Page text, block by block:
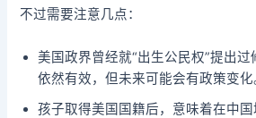
不过需要注意几点：
美国政界曾经就“出生公民权”提出
依然有效，但未来可能会有政策变化
孩子取得美国国籍后，意味着在中